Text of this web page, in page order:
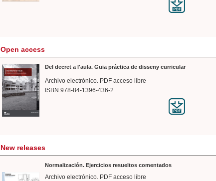
Open access
Del decret a l'aula. Guia práctica de disseny curricular
Archivo electrónico. PDF acceso libre
ISBN:978-84-1396-436-2
New releases
Normalización. Ejercicios resueltos comentados
Archivo electrónico. PDF acceso libre